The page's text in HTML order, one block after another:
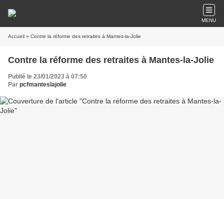
MENU
Accueil » Contre la réforme des retraites à Mantes-la-Jolie
Contre la réforme des retraites à Mantes-la-Jolie
Publié le 23/01/2023 à 07:50
Par pcfmanteslajolie